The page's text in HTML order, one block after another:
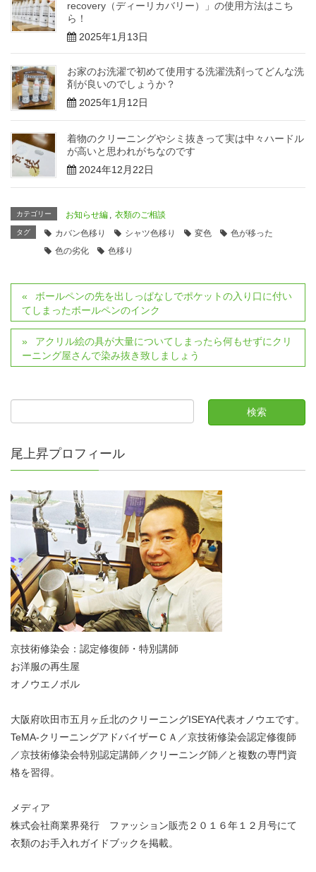
recovery（ディーリカバリー）」の使用方法はこち
ら！
2025年1月13日
お家のお洗濯で初めて使用する洗濯洗剤ってどんな洗
剤が良いのでしょうか？
2025年1月12日
着物のクリーニングやシミ抜きって実は中々ハードル
が高いと思われがちなのです
2024年12月22日
カテゴリー お知らせ編 衣類のご相談
タグ カバン色移り シャツ色移り 変色
色が移った
色の劣化
色移り
ボールペンの先を出しっぱなしでポケットの入り口に付い
てしまったボールペンのインク
アクリル絵の具が大量についてしまったら何もせずにクリ
ーニング屋さんで染み抜き致しましょう
尾上昇プロフィール
京技術修染会：認定修復師・特別講師
お洋服の再生屋
オノウエノボル
大阪府吹田市五月ヶ丘北のクリーニングISEYA代表オノウエです。
TeMA-クリーニングアドバイザーＣＡ／京技術修染会認定修復師
／京技術修染会特別認定講師／クリーニング師／と複数の専門資
格を習得。
メディア
株式会社商業界発行 ファッション販売２０１６年１２月号にて
衣類のお手入れガイドブックを掲載。